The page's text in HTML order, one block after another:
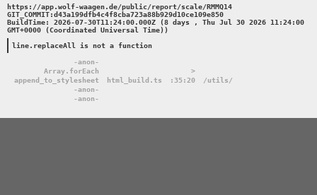
https://app.wolf-waagen.de/public/report/scale/RMMQ14
GIT_COMMIT:d43a199dfb4c4f8cba723a88b929d10ce109e850
BuildTime: 2026-07-30T11:24:00.000Z (8 days , Thu Jul 30 2026 11:24:00
GMT+0000 (Coordinated Universal Time))
line.replaceAll is not a function
-anon-
Array.forEach
>
append_to_stylesheet
html_build.ts :35:20
/utils/
-anon-
-anon-